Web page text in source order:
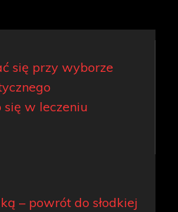
się przy wyborze
w leczeniu
– powrót do słodkiej